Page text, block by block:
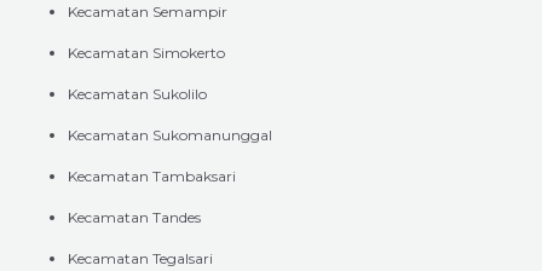
Kecamatan Semampir
Kecamatan Simokerto
Kecamatan Sukolilo
Kecamatan Sukomanunggal
Kecamatan Tambaksari
Kecamatan Tandes
Kecamatan Tegalsari